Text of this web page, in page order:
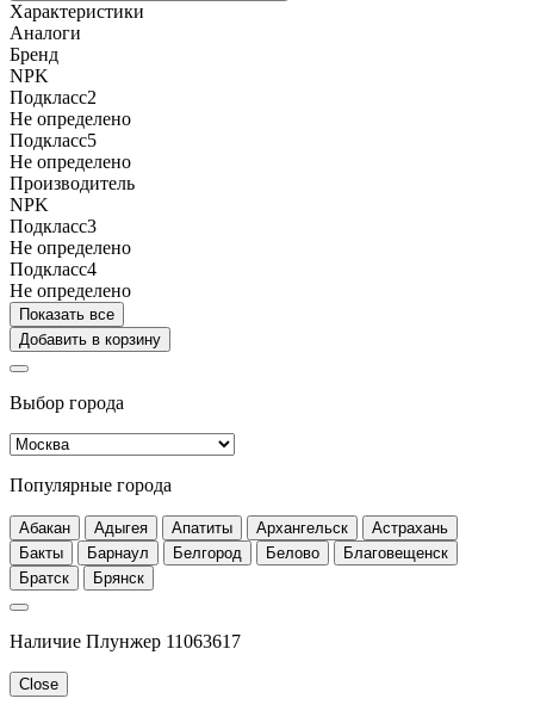
Характеристики
Аналоги
Бренд
NPK
Подкласс2
Не определено
Подкласс5
Не определено
Производитель
NPK
Подкласс3
Не определено
Подкласс4
Не определено
Показать все
Добавить в корзину
Выбор города
Популярные города
Абакан Адыгея Апатиты Архангельск
Астрахань
Бакты
Барнаул Белгород Белово
Благовещенск
Братск
Брянск
Наличие Плунжер 11063617
Close